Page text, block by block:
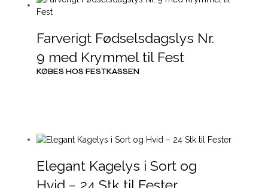
Farverigt Fødselsdagslys Nr.
9 med Krymmel til Fest
KØBES HOS FESTKASSEN
Elegant Kagelys i Sort og
Hvid – 24 Stk til Fester